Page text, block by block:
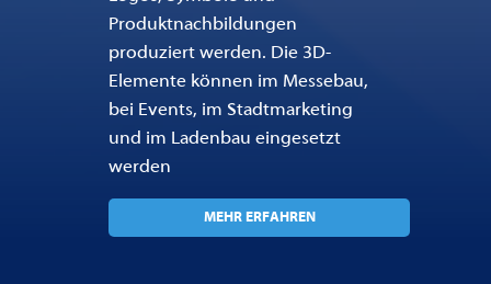
Produktnachbildungen
produziert werden. Die 3D-
Elemente können im Messebau,
bei Events, im Stadtmarketing
und im Ladenbau eingesetzt
werden
MEHR ERFAHREN